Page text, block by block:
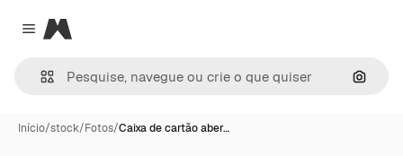
Close menu
Magnific
Início/stock/Fotos/Caixa de cartão aber…